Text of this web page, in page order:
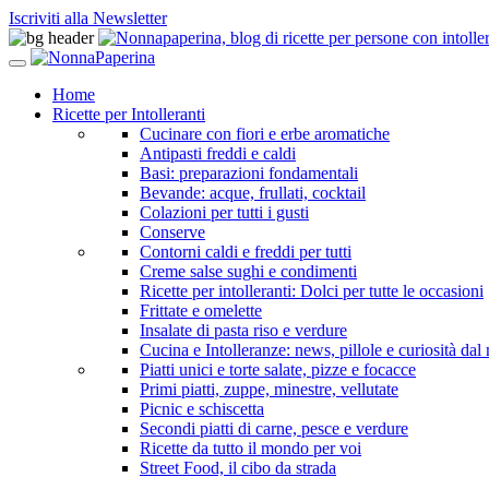
Iscriviti alla Newsletter
Home
Ricette per Intolleranti
Cucinare con fiori e erbe aromatiche
Antipasti freddi e caldi
Basi: preparazioni fondamentali
Bevande: acque, frullati, cocktail
Colazioni per tutti i gusti
Conserve
Contorni caldi e freddi per tutti
Creme salse sughi e condimenti
Ricette per intolleranti: Dolci per tutte le occasioni
Frittate e omelette
Insalate di pasta riso e verdure
Cucina e Intolleranze: news, pillole e curiosità dal
Piatti unici e torte salate, pizze e focacce
Primi piatti, zuppe, minestre, vellutate
Picnic e schiscetta
Secondi piatti di carne, pesce e verdure
Ricette da tutto il mondo per voi
Street Food, il cibo da strada